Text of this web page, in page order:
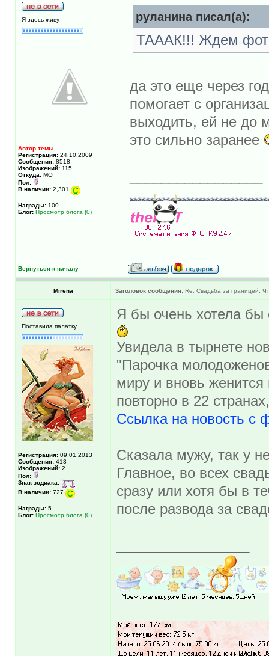
Я здесь живу
Автор темы
Регистрация: 24.10.2009
Сообщения: 8518
Изображений: 115
Откуда: МО
Пол:
В наличии: 2,301
Награды: 100
Блог: Просмотр блога (0)
руланина писал(а):
ТАААК!!! Ждем
да это еще через
помогает с
выходить, ей не до
это сильно заранее
Вернуться к началу
Mirena Заголовок сообщения: Re: Свадьба за границей.
Поставила палатку
Регистрация: 09.01.2013
Сообщения: 413
Изображений: 2
Пол:
Знак зодиака:
В наличии: 727
Награды: 5
Блог: Просмотр блога (0)
Я бы очень хотела бы
Увидела в тырнете
"Парочка
миру и вновь
повторно в 22
Ссылка на новость с
Сказала мужу, так у
Главное, во всех
сразу или хотя бы в
после развода за